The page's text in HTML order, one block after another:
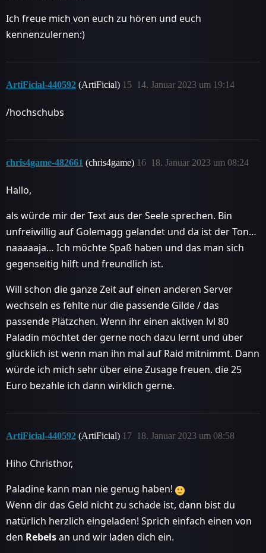
Ich freue mich von euch zu hören und euch
kennenzulernen:)
ArtiFicial-440592 (ArtiFicial) 14. Januar 2023 um 19:14
15
/hochschubs
chris4game-482661 (chris4game) 18. Januar 2023 um 08:24
16
Hallo,
als würde mir der Text aus der Seele sprechen. Bin
unfreiwillig auf Golemagg gelandet und da ist der Ton…
naaaaaja… Ich möchte Spaß haben und das man sich
gegenseitig hilft und freundlich ist.
Will schon die ganze Zeit auf einen anderen Server
wechseln es fehlte nur die passende Gilde / das
passende Plätzchen. Wenn ihr einen aktiven lvl 80
Paladin möchtet der gerne noch dazu lernt und über
glücklich ist wenn man ihn mal auf Raid mitnimmt. Dann
würde ich mich sehr über eine Zusage freuen. die 25
Euro bezahle ich dann wirklich gerne.
ArtiFicial-440592 (ArtiFicial) 18. Januar 2023 um 08:58
17
Hiho Christhor,
Paladine kann man nie genug haben!
Wenn dir das Geld nicht zu schade ist, dann bist du
natürlich herzlich eingeladen! Sprich einfach einen von
den Rebelsan und wir laden dich ein.